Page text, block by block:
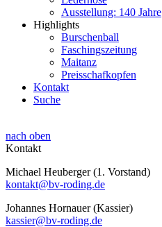
Ausstellung: 140 Jahre
Highlights
Burschenball
Faschingszeitung
Maitanz
Preisschafkopfen
Kontakt
Suche
nach oben
Kontakt
Michael Heuberger (1. Vorstand)
kontakt@bv-roding.de
Johannes Hornauer (Kassier)
kassier@bv-roding.de